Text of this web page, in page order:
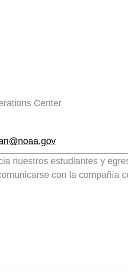
Center
nuestros estudiantes y
con la compañía